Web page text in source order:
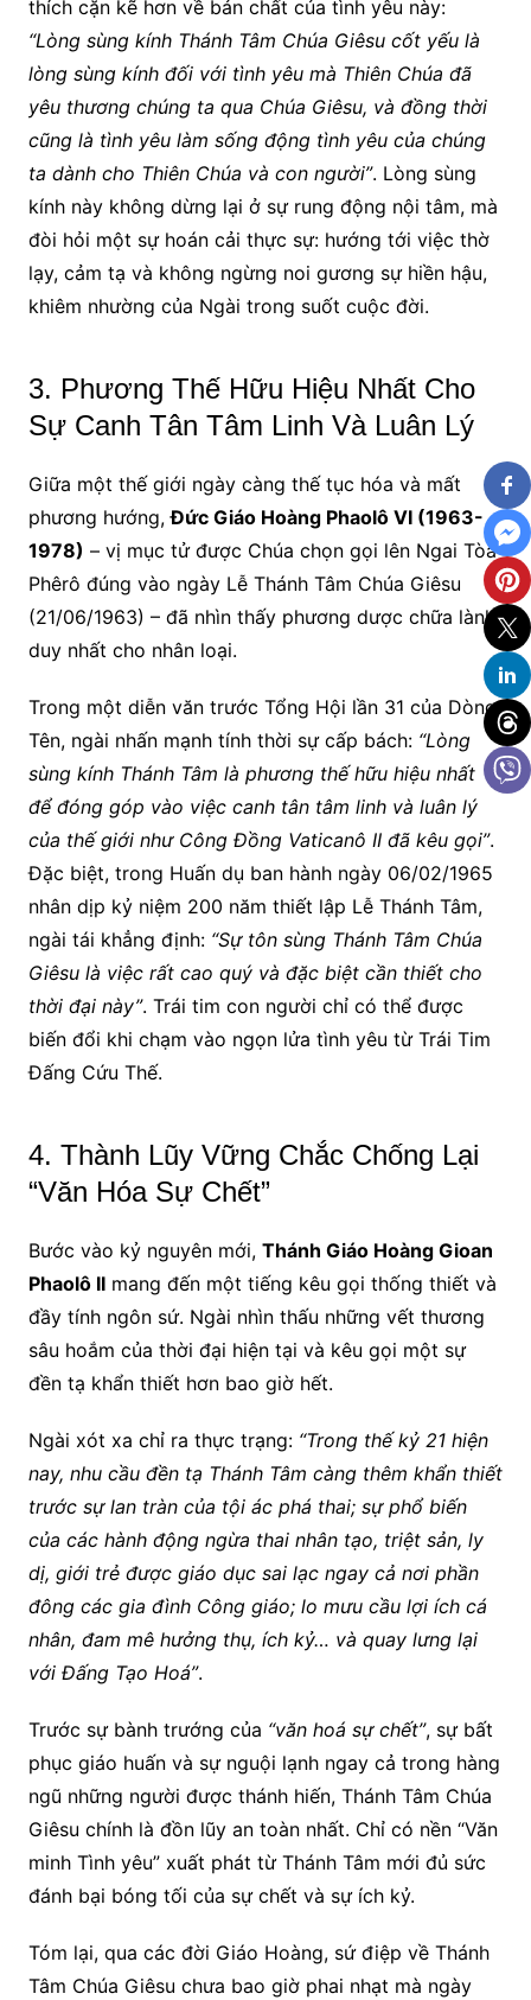
thích cặn kẽ hơn về bản chất của tình yêu này:
“Lòng sùng kính Thánh Tâm Chúa Giêsu cốt yếu là
lòng sùng kính đối với tình yêu mà Thiên Chúa đã
yêu thương chúng ta qua Chúa Giêsu, và đồng thời
cũng là tình yêu làm sống động tình yêu của chúng
ta dành cho Thiên Chúa và con người”. Lòng sùng
kính này không dừng lại ở sự rung động nội tâm, mà
đòi hỏi một sự hoán cải thực sự: hướng tới việc thờ
lạy, cảm tạ và không ngừng noi gương sự hiền hậu,
khiêm nhường của Ngài trong suốt cuộc đời.
3. Phương Thế Hữu Hiệu Nhất Cho
Sự Canh Tân Tâm Linh Và Luân Lý
Giữa một thế giới ngày càng thế tục hóa và mất
phương hướng,Đức Giáo Hoàng Phaolô VI (1963-
1978) – vị mục tử được Chúa chọn gọi lên Ngai Tòa
Phêrô đúng vào ngày Lễ Thánh Tâm Chúa Giêsu
(21/06/1963) – đã nhìn thấy phương dược chữa lành
duy nhất cho nhân loại.
Trong một diễn văn trước Tổng Hội lần 31 của Dòng
Tên, ngài nhấn mạnh tính thời sự cấp bách: “Lòng
sùng kính Thánh Tâm là phương thế hữu hiệu nhất
để đóng góp vào việc canh tân tâm linh và luân lý
của thế giới như Công Đồng Vaticanô II đã kêu gọi”.
Đặc biệt, trong Huấn dụ ban hành ngày 06/02/1965
nhân dịp kỷ niệm 200 năm thiết lập Lễ Thánh Tâm,
ngài tái khẳng định: “Sự tôn sùng Thánh Tâm Chúa
Giêsu là việc rất cao quý và đặc biệt cần thiết cho
thời đại này”. Trái tim con người chỉ có thể được
biến đổi khi chạm vào ngọn lửa tình yêu từ Trái Tim
Đấng Cứu Thế.
4. Thành Lũy Vững Chắc Chống Lại
“Văn Hóa Sự Chết”
Bước vào kỷ nguyên mới, Thánh Giáo Hoàng Gioan
Phaolô IImang đến một tiếng kêu gọi thống thiết và
đầy tính ngôn sứ. Ngài nhìn thấu những vết thương
sâu hoắm của thời đại hiện tại và kêu gọi một sự
đền tạ khẩn thiết hơn bao giờ hết.
Ngài xót xa chỉ ra thực trạng: “Trong thế kỷ 21 hiện
nay, nhu cầu đền tạ Thánh Tâm càng thêm khẩn thiết
trước sự lan tràn của tội ác phá thai; sự phổ biến
của các hành động ngừa thai nhân tạo, triệt sản, ly
dị, giới trẻ được giáo dục sai lạc ngay cả nơi phần
đông các gia đình Công giáo; lo mưu cầu lợi ích cá
nhân, đam mê hưởng thụ, ích kỷ… và quay lưng lại
với Đấng Tạo Hoá”.
Trước sự bành trướng của “văn hoá sự chết”, sự bất
phục giáo huấn và sự nguội lạnh ngay cả trong hàng
ngũ những người được thánh hiến, Thánh Tâm Chúa
Giêsu chính là đồn lũy an toàn nhất. Chỉ có nền “Văn
minh Tình yêu” xuất phát từ Thánh Tâm mới đủ sức
đánh bại bóng tối của sự chết và sự ích kỷ.
Tóm lại, qua các đời Giáo Hoàng, sứ điệp về Thánh
Tâm Chúa Giêsu chưa bao giờ phai nhạt mà ngày